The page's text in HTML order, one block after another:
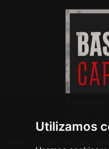
Utilizamos